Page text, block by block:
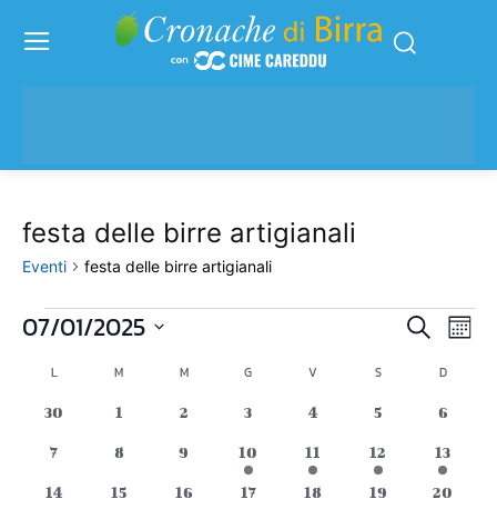
festa delle birre artigianali
Eventi festa delle birre artigianali
Eventi
Eventi
viste
CercaMese
07/01/2025
Calendario
di
Eventi
LLUNEDÌ M MMERCOLEDÌ
G V SSABATO D
0
30
0
1
0
2
0
3
0
4
0
5
0
6
0
7
0
8
0
9
1
evento
10
1
evento
11
1
evento
12
1
evento
13
0
14
0
15
0
16
0
17
0
18
0
19
0
20